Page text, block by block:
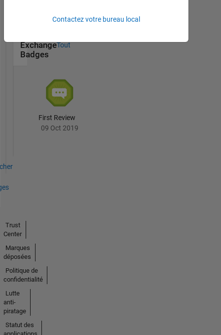
Exchange
Badges
Tout
First Review
09 Oct 2019
Contactez votre bureau local
Trust
Center
Marques
déposées
Politique de
confidentialité
Lutte
anti-
piratage
Statut des